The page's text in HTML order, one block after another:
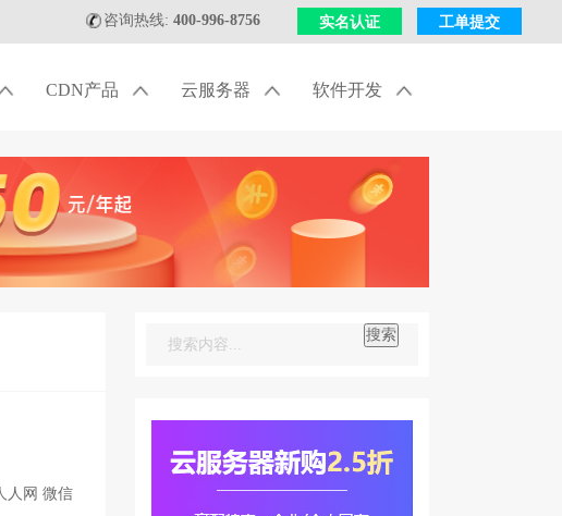
工单提交
实名认证
咨询热线: 400-996-8756
CDN产品 云服务器 软件开发
搜索
人网 微信